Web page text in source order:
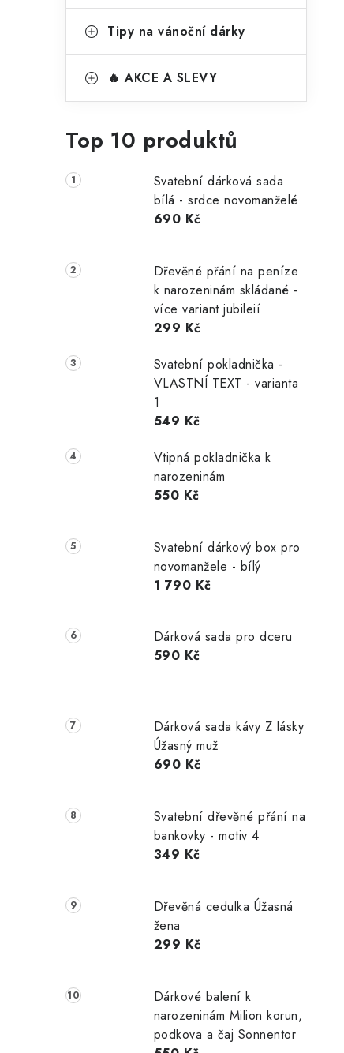
Tipy na vánoční dárky
🔥 AKCE A SLEVY
Top 10 produktů
Svatební dárková sada
bílá - srdce novomanželé
690 Kč
Dřevěné přání na peníze
k narozeninám skládané -
více variant jubileií
299 Kč
Svatební pokladnička -
VLASTNÍ TEXT - varianta
1
549 Kč
Vtipná pokladnička k
narozeninám
550 Kč
Svatební dárkový box pro
novomanžele - bílý
1 790 Kč
Dárková sada pro dceru
590 Kč
Dárková sada kávy Z lásky
Úžasný muž
690 Kč
Svatební dřevěné přání na
bankovky - motiv 4
349 Kč
Dřevěná cedulka Úžasná
žena
299 Kč
Dárkové balení k
narozeninám Milion korun,
podkova a čaj Sonnentor